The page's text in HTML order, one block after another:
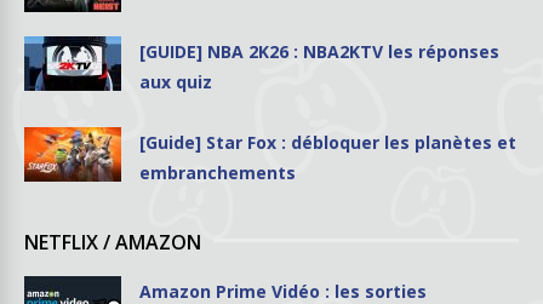
[GUIDE] NBA 2K26 : NBA2KTV les réponses
aux quiz
[Guide] Star Fox : débloquer les planètes et
embranchements
NETFLIX / AMAZON
Amazon Prime Vidéo : les sorties